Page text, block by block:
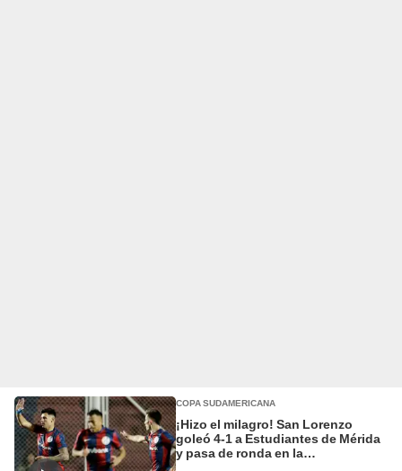
COPA SUDAMERICANA
¡Hizo el milagro! San Lorenzo
goleó 4-1 a Estudiantes de Mérida
y pasa de ronda en la